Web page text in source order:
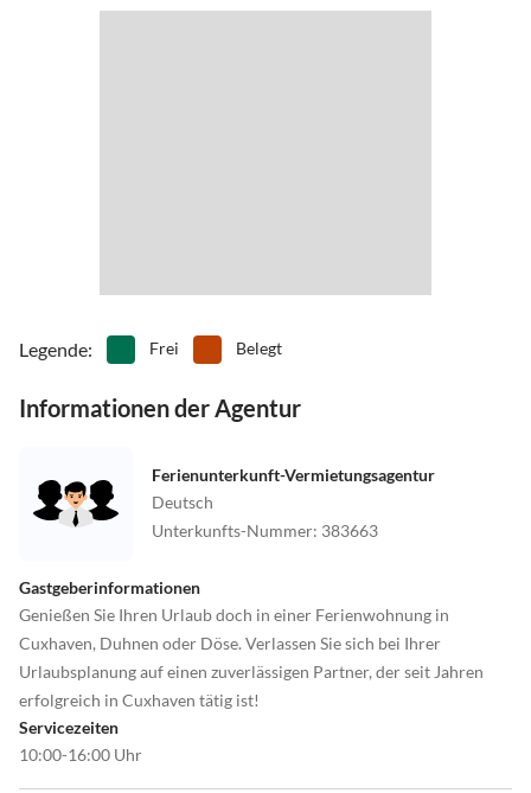
Legende: Frei Belegt
Informationen der Agentur
Ferienunterkunft-Vermietungsagentur
Deutsch
Unterkunfts-Nummer: 383663
Gastgeberinformationen
Genießen Sie Ihren Urlaub doch in einer Ferienwohnung in
Cuxhaven, Duhnen oder Döse. Verlassen Sie sich bei Ihrer
Urlaubsplanung auf einen zuverlässigen Partner, der seit Jahren
erfolgreich in Cuxhaven tätig ist!
Servicezeiten
10:00-16:00 Uhr